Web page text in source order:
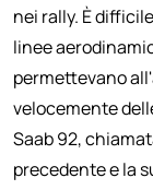
nei rally. È
linee
permettevano
velocemente
Saab 92,
precedente e la